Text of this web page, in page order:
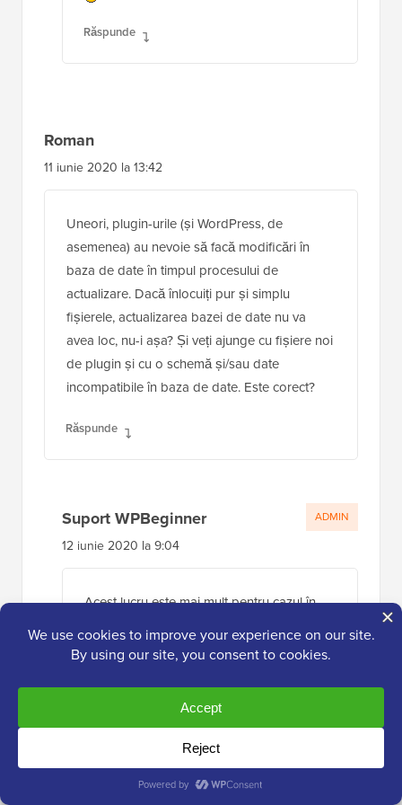
Răspunde
Roman
11 iunie 2020 la 13:42
Uneori, plugin-urile (și WordPress, de
asemenea) au nevoie să facă modificări în
baza de date în timpul procesului de
actualizare. Dacă înlocuiți pur și simplu
fișierele, actualizarea bazei de date nu va
avea loc, nu-i așa? Și veți ajunge cu fișiere noi
de plugin și cu o schemă și/sau date
incompatibile în baza de date. Este corect?
Răspunde
Suport WPBeginner
12 iunie 2020 la 9:04
Acest lucru este mai mult pentru cazul în
care metoda implicită de actualizare nu a
funcționat, dar WordPress și majoritatea
este necesar pentru a preveni aceste erori.
ADMIN